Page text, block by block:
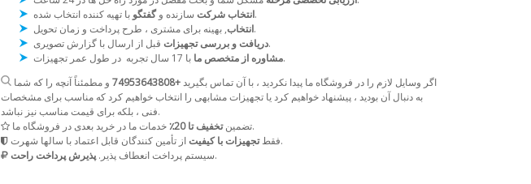
انتخاب شرکت سازنده وگفتگو
با تهیه کننده انتخاب شده.
انتخاب, بهینه برای مشتری ، طرح پرداخت و زمان تحویل.
دریافت و بررسی تجهیزاتقبل از ارسال با گزارش تصویری.
مشاوره از متخصص ما با 17 سال تجربه
در طول عمر تجهیزات.
اگر وسایل لازم را در فروشگاه ما پیدا نکردید ، با آن تماس بگیرید+74953643808
و مطمئناً آنچه را که شما
به دنبال آن بودید ، پیشنهاد خواهیم کرد یا تجهیزات مشابهی را انتخاب خواهیم کرد که مناسب برای مشخصات
فنی ، بلکه برای قیمت مناسب نیز نباشد.
تضمینتخفیف تا 20٪
خدمات ما در خرید بعدی در فروشگاه ما.
فقطتجهیزات با کیفیت
از تأمین کنندگان قابل اعتماد با سالها شهرت.
سیستم پرداخت انعطاف پذیر.پذیرش پرداخت راحت .